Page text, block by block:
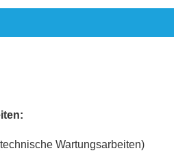
Wartungsarbeiten)